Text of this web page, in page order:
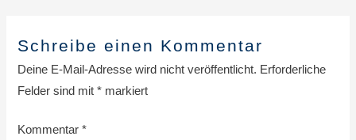
Schreibe einen Kommentar
Deine E-Mail-Adresse wird nicht veröffentlicht. Erforderliche
Felder sind mit* markiert
Kommentar*